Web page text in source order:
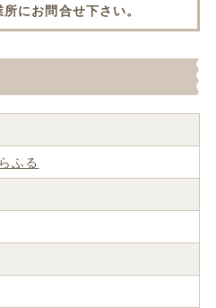
にお問合せ下さい。
ふる